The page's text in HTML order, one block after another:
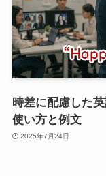
時差に配慮した
使い方と例文
2025年7月24日